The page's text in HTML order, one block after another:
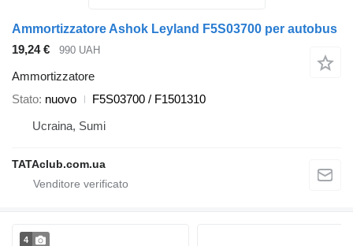
Ammortizzatore Ashok Leyland F5S03700 per autobus
19,24 €
990 UAH
Ammortizzatore
Stato nuovo
F5S03700 / F1501310
Ucraina, Sumi
TATAclub.com.ua
4